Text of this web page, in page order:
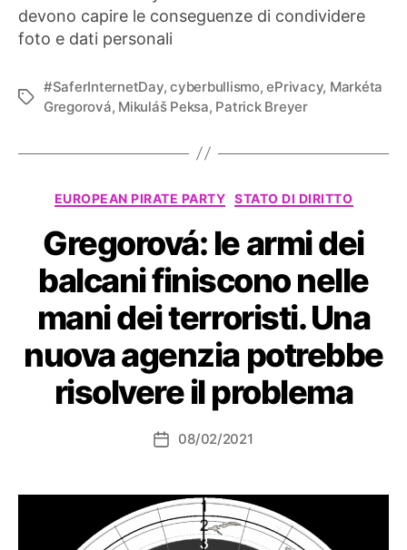
devono capire le conseguenze di condividere
foto e dati personali
Tag
#SaferInternetDay,cyberbullismo,ePrivacy, Markéta
Gregorová, Mikuláš Peksa, Patrick Breyer
Categorie
EUROPEAN PIRATE PARTY STATO DI DIRITTO
Gregorová: le armi dei
balcani finiscono nelle
mani dei terroristi. Una
nuova agenzia potrebbe
risolvere il problema
Data08/02/2021